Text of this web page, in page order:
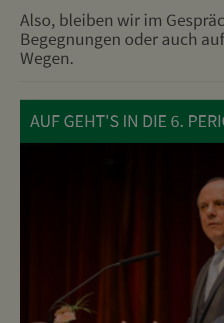
Also, bleiben wir im
Begegnungen oder auch
Wegen.
AUF GEHT'S IN DIE 6.